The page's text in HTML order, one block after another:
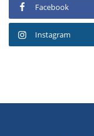
Facebook
Instagram